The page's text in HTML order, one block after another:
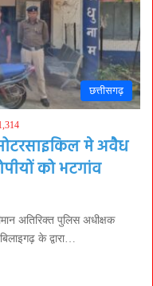
छत्तीसगढ़
मे अवैध
को भटगांव
अतिरिक्त पुलिस अधीक्षक
के द्वारा…